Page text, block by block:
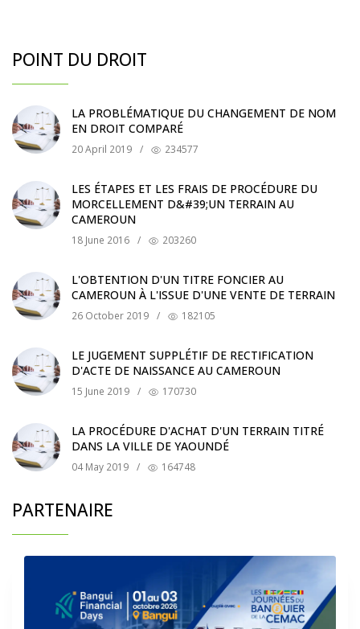
POINT DU DROIT
LA PROBLÉMATIQUE DU CHANGEMENT DE NOM
EN DROIT COMPARÉ
20 April 2019 / 234577
LES ÉTAPES ET LES FRAIS DE PROCÉDURE DU
MORCELLEMENT D&#39;UN TERRAIN AU
CAMEROUN
18 June 2016 / 203260
L'OBTENTION D'UN TITRE FONCIER AU
CAMEROUN À L'ISSUE D'UNE VENTE DE TERRAIN
26 October 2019 / 182105
LE JUGEMENT SUPPLÉTIF DE RECTIFICATION
D'ACTE DE NAISSANCE AU CAMEROUN
15 June 2019 / 170730
LA PROCÉDURE D'ACHAT D'UN TERRAIN TITRÉ
DANS LA VILLE DE YAOUNDÉ
04 May 2019 / 164748
PARTENAIRE